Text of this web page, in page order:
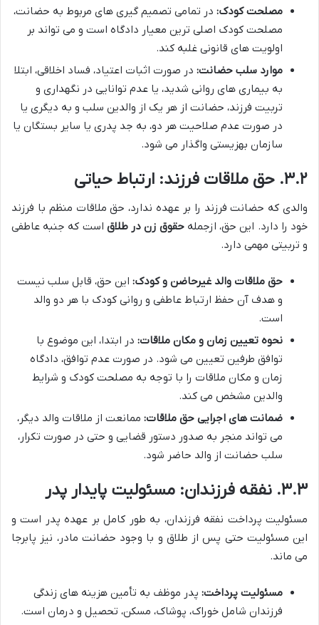
مصلحت کودک: در تمامی تصمیم گیری های مربوط به حضانت،
مصلحت کودک اصلی ترین معیار دادگاه است و می تواند بر
اولویت های قانونی غلبه کند.
موارد سلب حضانت: در صورت اثبات اعتیاد، فساد اخلاقی، ابتلا
به بیماری های روانی شدید، یا عدم توانایی در نگهداری و
تربیت فرزند، حضانت از هر یک از والدین سلب و به دیگری یا
در صورت عدم صلاحیت هر دو، به جد پدری یا سایر بستگان یا
سازمان بهزیستی واگذار می شود.
۳.۲. حق ملاقات فرزند: ارتباط حیاتی
والدی که حضانت فرزند را بر عهده ندارد، حق ملاقات منظم با فرزند
خود را دارد. این حق، ازجملهحقوق زن در طلاق است که جنبه عاطفی
و تربیتی مهمی دارد.
حق ملاقات والد غیرحاضن و کودک: این حق، قابل سلب نیست
و هدف آن حفظ ارتباط عاطفی و روانی کودک با هر دو والد
است.
نحوه تعیین زمان و مکان ملاقات: در ابتدا، این موضوع با
توافق طرفین تعیین می شود. در صورت عدم توافق، دادگاه
زمان و مکان ملاقات را با توجه به مصلحت کودک و شرایط
والدین مشخص می کند.
ضمانت های اجرایی حق ملاقات: ممانعت از ملاقات والد دیگر،
می تواند منجر به صدور دستور قضایی و حتی در صورت تکرار،
سلب حضانت از والد حاضر شود.
۳.۳. نفقه فرزندان: مسئولیت پایدار پدر
مسئولیت پرداخت نفقه فرزندان، به طور کامل بر عهده پدر است و
این مسئولیت حتی پس از طلاق و با وجود حضانت مادر، نیز پابرجا
می ماند.
مسئولیت پرداخت: پدر موظف به تأمین هزینه های زندگی
فرزندان شامل خوراک، پوشاک، مسکن، تحصیل و درمان است.